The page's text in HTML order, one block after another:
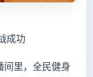
成功
间里，全民健身